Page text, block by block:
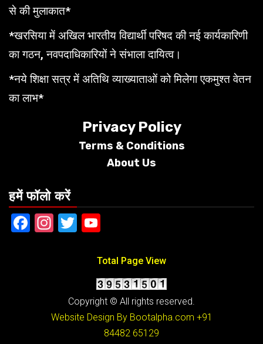
से की मुलाकात*
*खरसिया में अखिल भारतीय विद्यार्थी परिषद की नई कार्यकारिणी
का गठन, नवपदाधिकारियों ने संभाला दायित्व।
*नये शिक्षा सत्र में अतिथि व्याख्याताओं को मिलेगा एकमुश्त वेतन
का लाभ*
Privacy Policy
Terms & Conditions
About Us
हमें फॉलो करें
Facebook
Instagram
Twitter
Total Page View
Copyright © All rights reserved.
Website Design By Bootalpha.com +91
84482 65129